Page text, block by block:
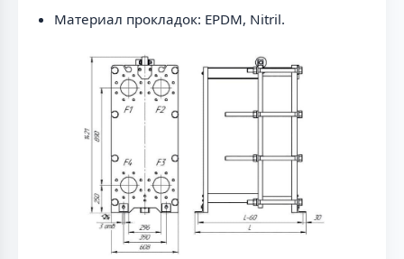
Материал прокладок: EPDM, Nitril.